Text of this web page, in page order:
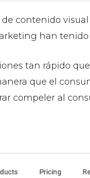
contenido
han
tan rápido
que el
compeler al